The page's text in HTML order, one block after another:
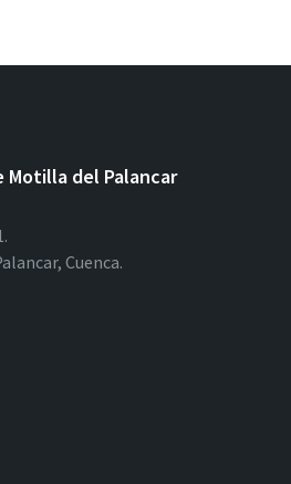
del Palancar
Cuenca.